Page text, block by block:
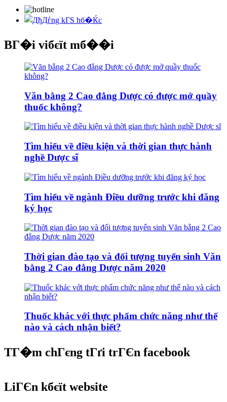
BГ�i viбєїt mб��i
Văn bằng 2 Cao đẳng Dược có được mở quầy
thuốc không?
Tìm hiểu về điều kiện và thời gian thực hành
nghề Dược sĩ
Tìm hiểu về ngành Điều dưỡng trước khi đăng
ký học
Thời gian đào tạo và đối tượng tuyển sinh Văn
bằng 2 Cao đẳng Dược năm 2020
Thuốc khác với thực phẩm chức năng như thế
nào và cách nhận biết?
TГ�m chГєng tГґi trГЄn facebook
LiГЄn kбєїt website